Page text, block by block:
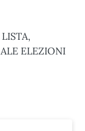
ELEZIONI